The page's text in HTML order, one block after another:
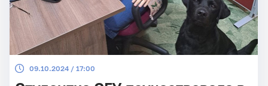
09.10.2024 / 17:00